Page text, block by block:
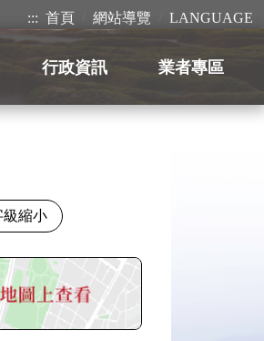
::: 首頁 網站導覽 LANGUAGE
行政資訊 業者專區
級縮小